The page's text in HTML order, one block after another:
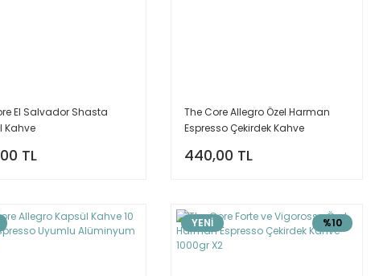
El Salvador Shasta
Kahve
TL
The Core Allegro Özel Harman
Espresso Çekirdek Kahve
440,00 TL
%10
YENİ